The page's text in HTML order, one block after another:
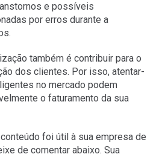
e possíveis
por erros durante a
também é contribuir para o
dos clientes. Por isso, atentar-
no mercado podem
o faturamento da sua
foi útil à sua empresa de
de comentar abaixo. Sua